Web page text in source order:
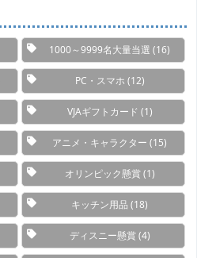
1000～9999名大量当選 (16)
PC・スマホ (12)
VJAギフトカード (1)
アニメ・キャラクター (15)
オリンピック懸賞(1)
キッチン用品 (18)
ディスニー懸賞(4)